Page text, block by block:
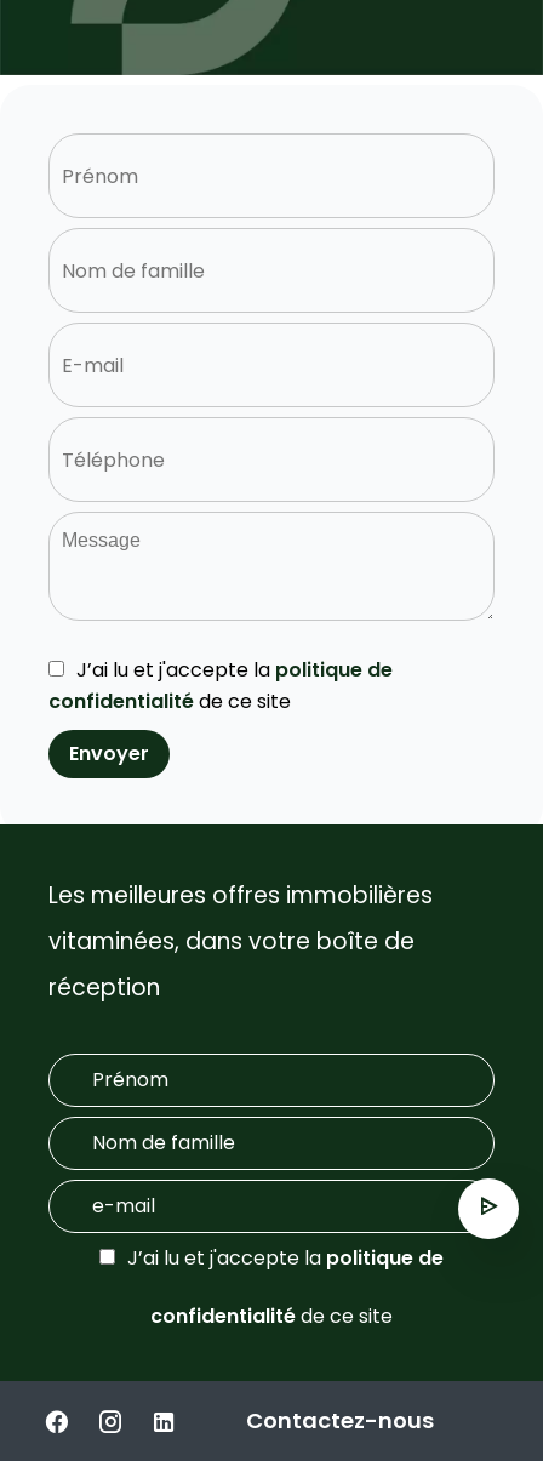
J’ai lu et j'accepte la politique de
confidentialitéde ce site
Envoyer
Les meilleures offres immobilières
vitaminées, dans votre boîte de
réception
J’ai lu et j'accepte la politique de
confidentialitéde ce site
Contactez-nous